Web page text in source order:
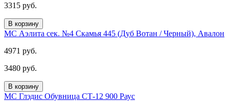
3315 руб.
В корзину
МС Аэлита сек. №4 Скамья 445 (Дуб Вотан / Черный), Авалон
4971 руб.
3480 руб.
В корзину
МС Глэдис Обувница СТ-12 900 Раус